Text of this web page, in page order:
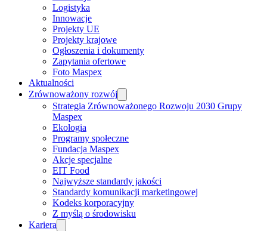
Logistyka
Innowacje
Projekty UE
Projekty krajowe
Ogłoszenia i dokumenty
Zapytania ofertowe
Foto Maspex
Aktualności
Zrównoważony rozwój
Strategia Zrównoważonego Rozwoju 2030 Grupy
Maspex
Ekologia
Programy społeczne
Fundacja Maspex
Akcje specjalne
EIT Food
Najwyższe standardy jakości
Standardy komunikacji marketingowej
Kodeks korporacyjny
Z myślą o środowisku
Kariera